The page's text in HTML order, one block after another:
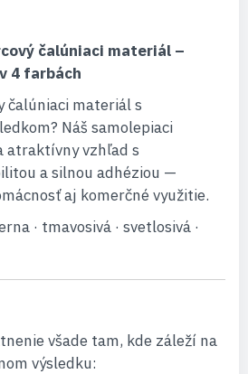
čalúniaci materiál –
4 farbách
čalúniaci materiál s
Náš samolepiaci
atraktívny vzhľad s
a silnou adhéziou —
aj komerčné využitie.
· tmavosivá · svetlosivá ·
všade tam, kde záleží na
výsledku: